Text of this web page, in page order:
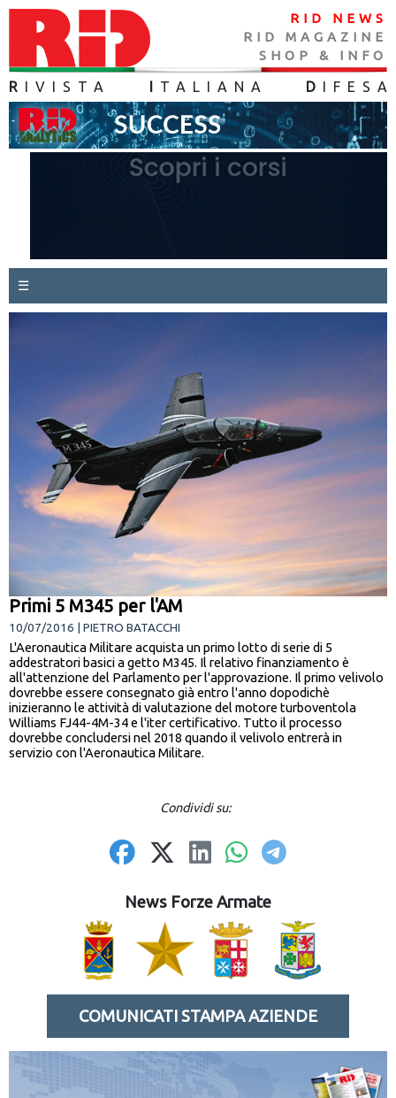
RID NEWS
RID MAGAZINE
SHOP & INFO
R IVISTA TALIANA D IFES A
☰
Primi 5 M345 per l'AM
10/07/2016 | PIETRO BATACCHI
L'Aeronautica Militare acquista un primo lotto di serie di 5
addestratori basici a getto M345. Il relativo finanziamento è
all'attenzione del Parlamento per l'approvazione. Il primo velivolo
dovrebbe essere consegnato già entro l'anno dopodichè
inizieranno le attività di valutazione del motore turboventola
Williams FJ44-4M-34 e l'iter certificativo. Tutto il processo
dovrebbe concludersi nel 2018 quando il velivolo entrerà in
servizio con l'Aeronautica Militare.
Condividi su:
News Forze Armate
COMUNICATI STAMPA AZIENDE